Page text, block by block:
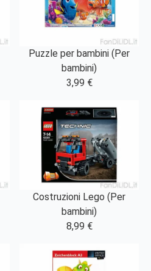
Puzzle per bambini (Per
bambini)
3,99 €
Costruzioni Lego (Per
bambini)
8,99 €